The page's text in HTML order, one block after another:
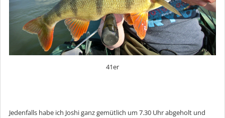
41er
Jedenfalls habe ich Joshi ganz gemütlich um 7.30 Uhr abgeholt und